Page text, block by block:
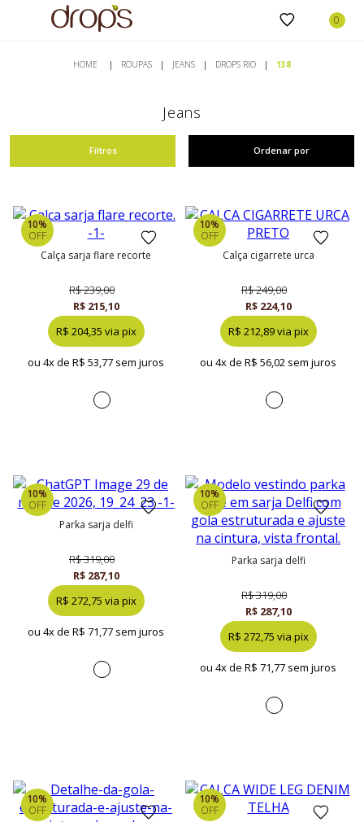
ROUPAS JEANS DROPS RIO 138
Jeans
Filtros Ordenar por
10%
OFF
calça sarja flare recorte
R$ 239,00
R$ 215,10
R$ 204,35 via pix
ou 4x de R$ 53,77 sem juros
10%
OFF
calça cigarrete urca
R$ 249,00
R$ 224,10
R$ 212,89 via pix
ou 4x de R$ 56,02 sem juros
10%
OFF
parka sarja delfi
R$ 319,00
R$ 287,10
R$ 272,75 via pix
ou 4x de R$ 71,77 sem juros
10%
OFF
parka sarja delfi
R$ 319,00
R$ 287,10
R$ 272,75 via pix
ou 4x de R$ 71,77 sem juros
10%
OFF
10%
OFF